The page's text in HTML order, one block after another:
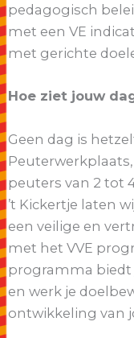
pedagogisch
met een VE
met gerichte
Hoe ziet jouw
Geen dag is
peuters van 2 tot
’t Kickertje laten
een veilige en
met het VVE
programma biedt
en werk je
ontwikkeling van